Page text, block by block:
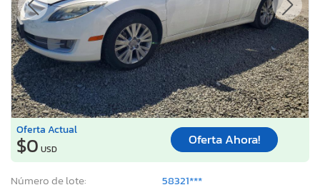
Oferta Actual
$0 USD
Oferta Ahora!
Número de lote:
58321***